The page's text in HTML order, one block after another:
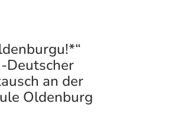
Deutscher
an der
Oldenburg